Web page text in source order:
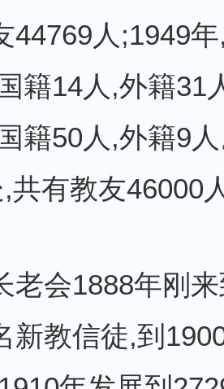
44769人;1949
籍14人,外籍31
籍50人,外籍9
共有教友46000
老会1888年刚
新教信徒,到